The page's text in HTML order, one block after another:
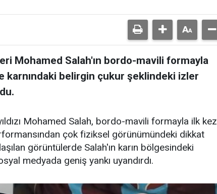
Mohamed Salah'ın bordo-mavili formayla
karnındaki belirgin çukur şeklindeki izler
Mohamed Salah, bordo-mavili formayla ilk kez
çok fiziksel görünümündeki dikkat
görüntülerde Salah'ın karın bölgesindeki
medyada geniş yankı uyandırdı.